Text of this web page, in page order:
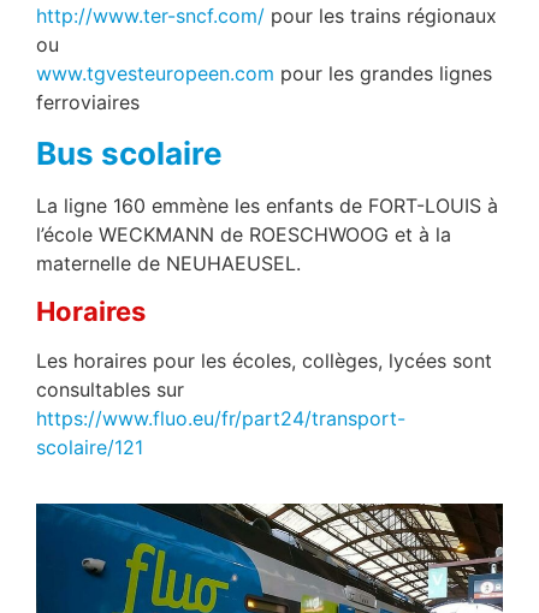
http://www.ter-sncf.com/ pour les trains régionaux
ou
www.tgvesteuropeen.com pour les grandes lignes
ferroviaires
Bus scolaire
La ligne 160 emmène les enfants de FORT-LOUIS à
l’école WECKMANN de ROESCHWOOG et à la
maternelle de NEUHAEUSEL.
Horaires
Les horaires pour les écoles, collèges, lycées sont
consultables sur
https://www.fluo.eu/fr/part24/transport-
scolaire/121